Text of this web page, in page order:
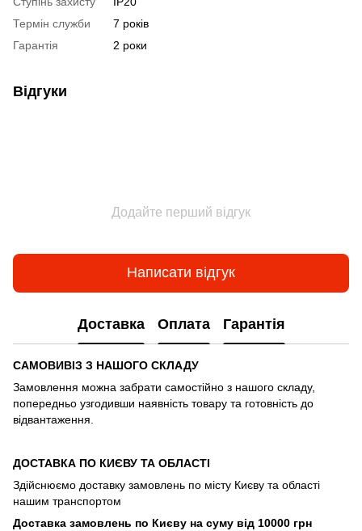
Термін служби
7 років
Гарантія
2 роки
Відгуки
Додайте перший відгук
Написати відгук
Доставка Оплата Гарантія
САМОВИВІЗ З НАШОГО СКЛАДУ
Замовлення можна забрати самостійно з нашого складу,
попередньо узгодивши наявність товару та готовність до
відвантаження.
ДОСТАВКА ПО КИЄВУ ТА ОБЛАСТІ
Здійснюємо доставку замовлень по місту Києву та області
нашим транспортом
Доставка замовлень по Києву на суму від 10000 грн